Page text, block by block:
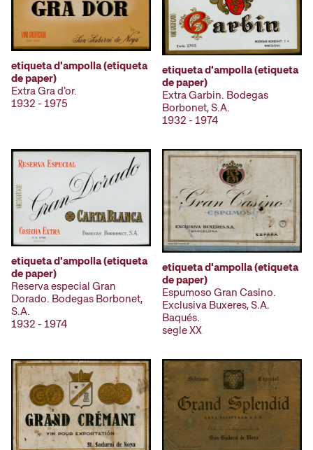
etiqueta d'ampolla (etiqueta
de paper)
Extra Gra d'or.
1932 - 1975
etiqueta d'ampolla (etiqueta
de paper)
Extra Garbin. Bodegas
Borbonet, S.A.
1932 - 1974
etiqueta d'ampolla (etiqueta
de paper)
Reserva especial Gran
Dorado. Bodegas Borbonet,
S.A.
1932 - 1974
etiqueta d'ampolla (etiqueta
de paper)
Espumoso Gran Casino.
Exclusiva Buxeres, S.A.
Baqués.
segle XX